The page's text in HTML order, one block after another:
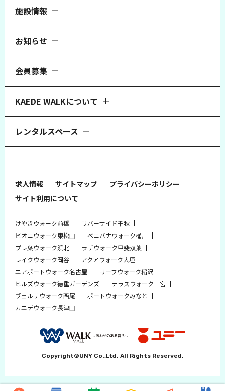
施設情報
お知らせ
会員募集
KAEDE WALKについて
レンタルスペース
求人情報 サイトマップ
プライバシーポリシー
サイト利用について
けやきウォーク前橋
リバーサイド千秋
ピオニウォーク東松山
ベニバナウォーク桶川
プレ葉ウォーク浜北
ラザウォーク甲斐双葉
レイクウォーク岡谷
アクアウォーク大垣
エアポートウォーク名古屋
リーフウォーク稲沢
ヒルズウォーク徳重ガーデンズ
テラスウォーク一宮
ヴェルサウォーク西尾
ポートウォークみなと
カエデウォーク長津田
Copyright©UNY Co.,Ltd. All Rights Reserved.